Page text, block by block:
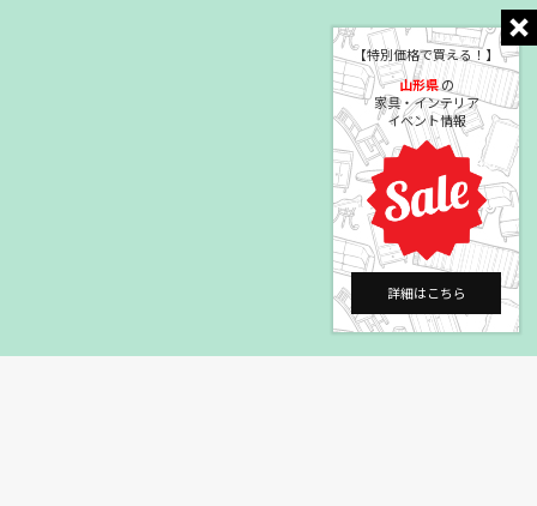
【特別価格で買える！】
山形県の
家具・インテリア
イベント情報
詳細はこちら